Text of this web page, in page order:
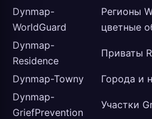
Dynmap-
WorldGuard
Регионы
цветные
Dynmap-
Residence
Приваты
Dynmap-Towny
Города и
Dynmap-
GriefPrevention
Участки